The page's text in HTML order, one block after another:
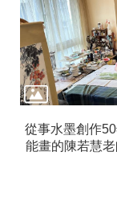
從事水墨創作
能畫的陳若慧